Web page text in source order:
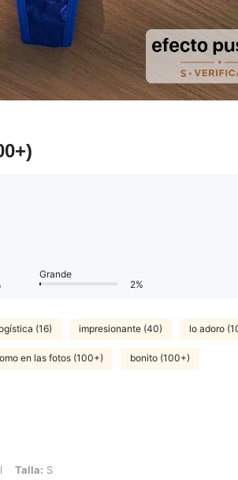
Grande
2%
(16) impresionante (40) lo adoro
en las fotos (100+) bonito (100+)
Talla: S